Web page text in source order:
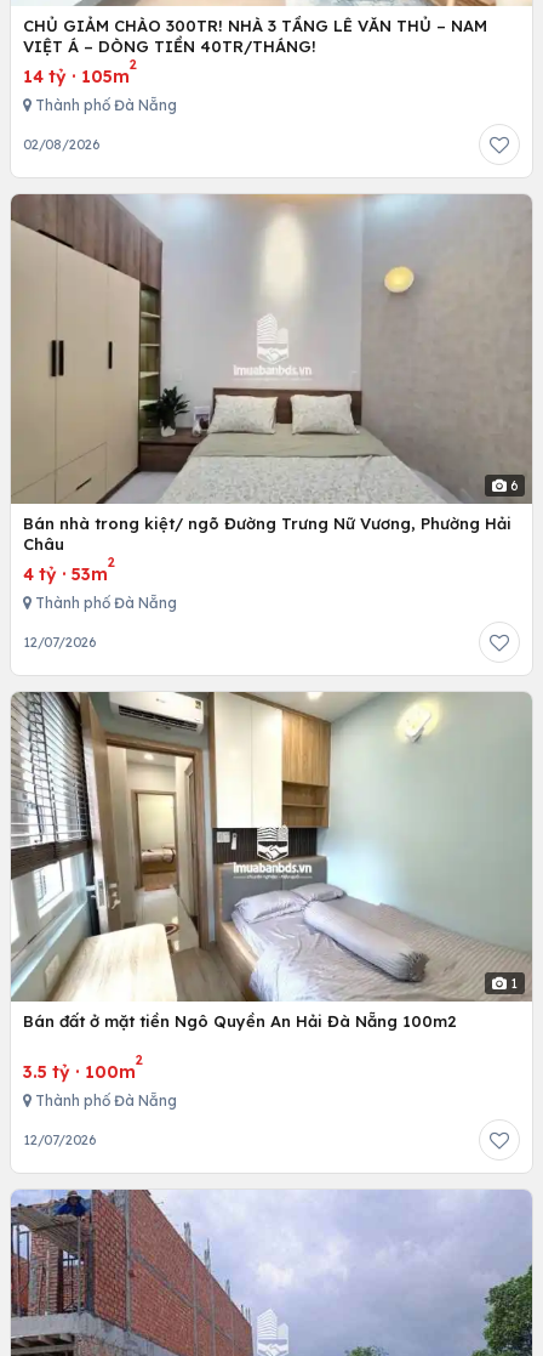
CHỦ GIẢM CHÀO 300TR! NHÀ 3 TẦNG LÊ VĂN THỦ – NAM
VIỆT Á – DÒNG TIỀN 40TR/THÁNG!
14 tỷ · 105m
2
Thành phố Đà Nẵng
02/08/2026
6
Bán nhà trong kiệt/ ngõ Đường Trưng Nữ Vương, Phường Hải
Châu
4 tỷ · 53m
2
Thành phố Đà Nẵng
12/07/2026
1
Bán đất ở mặt tiền Ngô Quyền An Hải Đà Nẵng 100m2
3.5 tỷ · 100m
2
Thành phố Đà Nẵng
12/07/2026